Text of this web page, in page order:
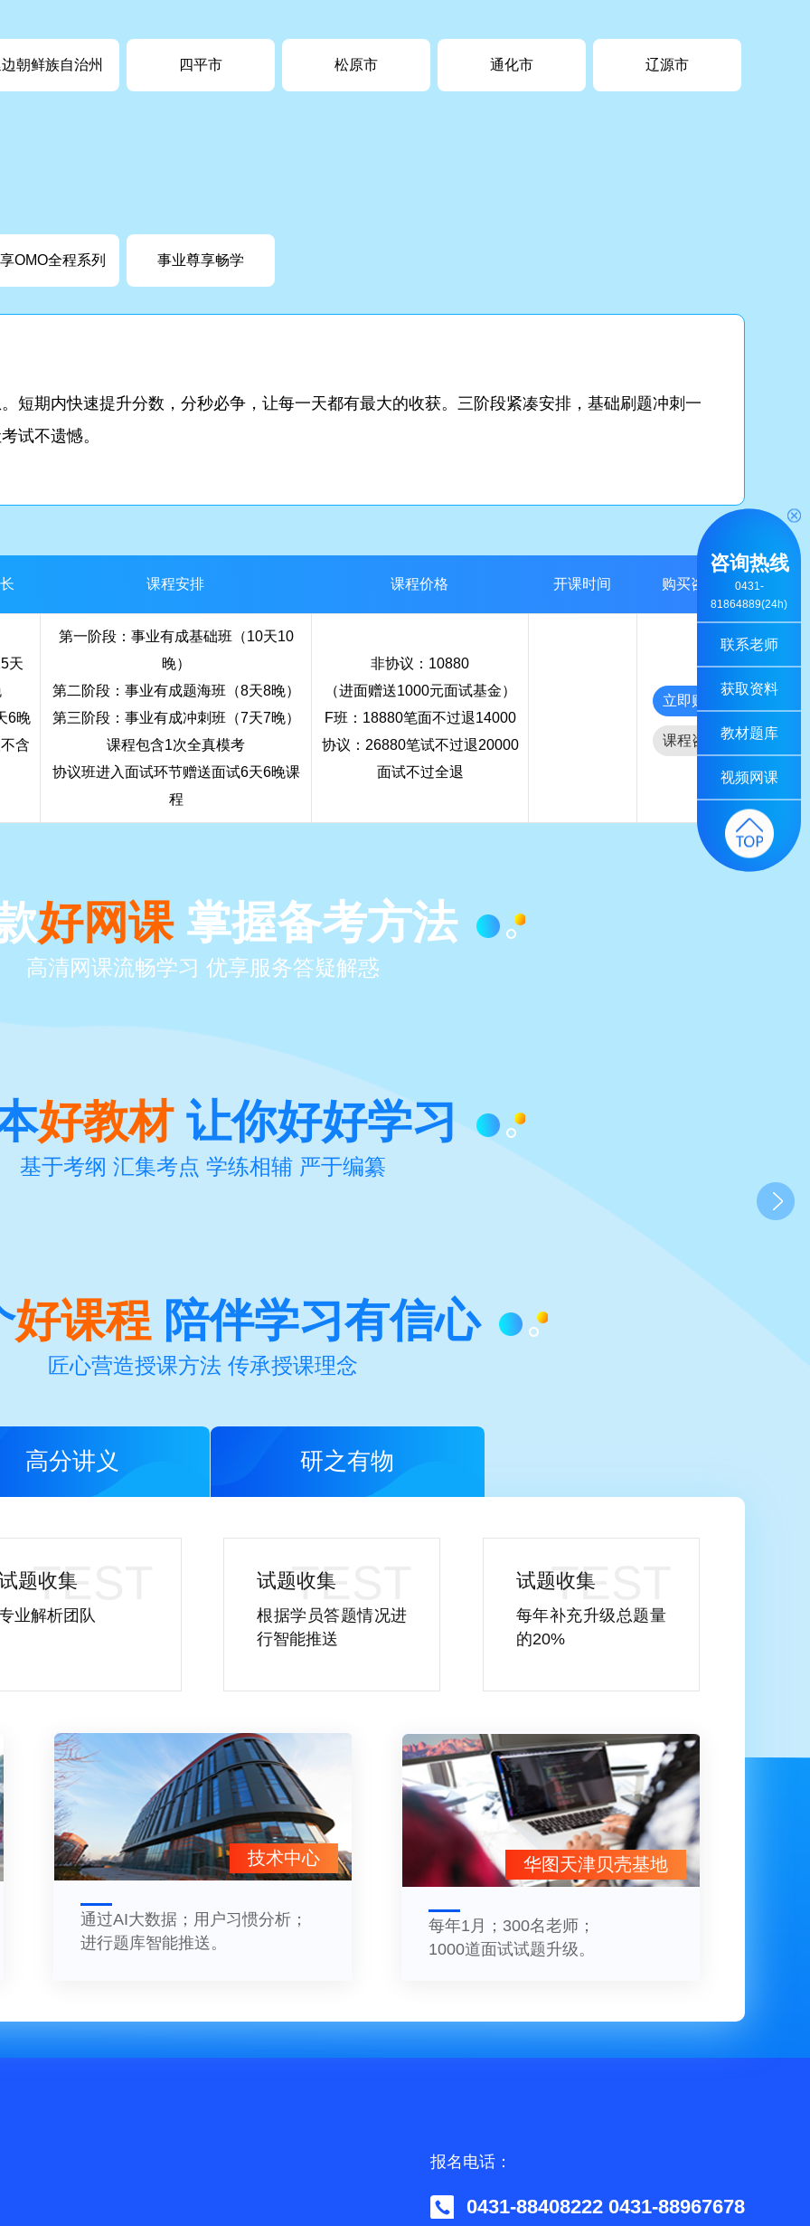
朝鲜族自治州 四平市 松原市 通化市 辽源市
OMO全程系列 事业尊享畅学
短期内快速提升分数，分秒必争，让每一天都有最大的收获。三阶段紧凑安排，基础刷题冲刺一
试不遗憾。
课程安排 课程价格 开课时间 购买咨询
天
6晚
含
第一阶段：事业有成基础班（10天10
晚）
第二阶段：事业有成题海班（8天8晚）
第三阶段：事业有成冲刺班（7天7晚）
课程包含1次全真模考
协议班进入面试环节赠送面试6天6晚课
程
非协议：10880
（进面赠送1000元面试基金）
F班：18880笔面不过退14000
协议：26880笔试不过退20000
面试不过全退
立即购买
课程咨询
好网课掌握备考方法
高清网课流畅学习 优享服务答疑解惑
好教材让你好好学习
基于考纲 汇集考点 学练相辅 严于编纂
好课程 陪伴学习有信心
匠心营造授课方法 传承授课理念
高分讲义 研之有物
题收集
业解析团队
试题收集
根据学员答题情况进
行智能推送
试题收集
每年补充升级总题量
的20%
技术中心
通过AI大数据；用户习惯分析；
进行题库智能推送。
华图天津贝壳基地
每年1月；300名老师；
1000道面试试题升级。
报名电话：
0431-88408222 0431-88967678
咨询热线
0431-
81864889(24h)
联系老师
获取资料
教材题库
视频网课